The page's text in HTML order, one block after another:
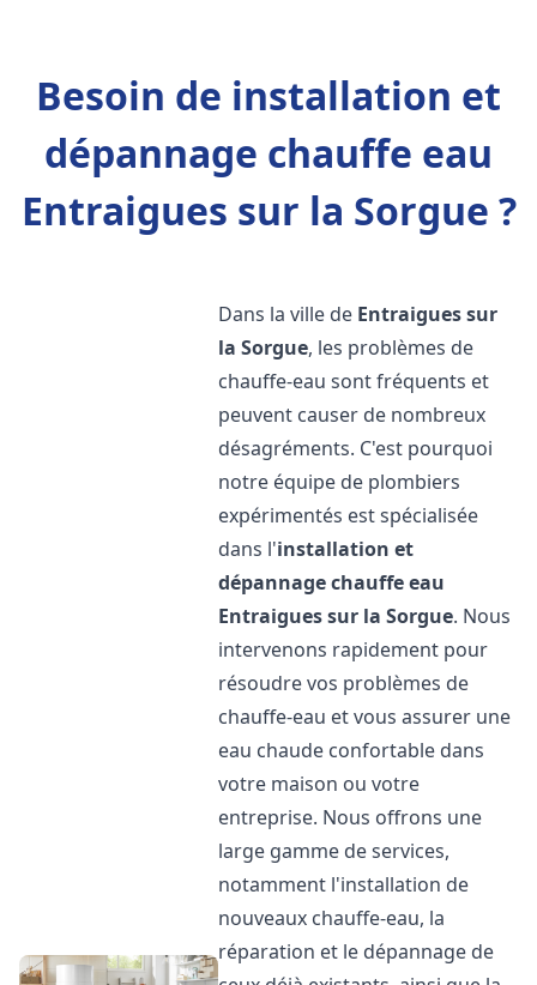
Besoin de installation et
dépannage chauffe eau
Entraigues sur la Sorgue ?
Dans la ville de Entraigues sur
la Sorgue, les problèmes de
chauffe-eau sont fréquents et
peuvent causer de nombreux
désagréments. C'est pourquoi
notre équipe de plombiers
expérimentés est spécialisée
dans l'installation et
dépannage chauffe eau
Entraigues sur la Sorgue. Nous
intervenons rapidement pour
résoudre vos problèmes de
chauffe-eau et vous assurer une
eau chaude confortable dans
votre maison ou votre
entreprise. Nous offrons une
large gamme de services,
notamment l'installation de
nouveaux chauffe-eau, la
réparation et le dépannage de